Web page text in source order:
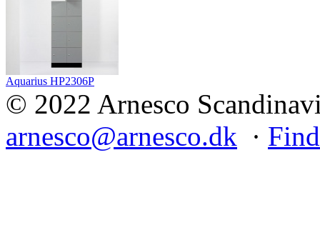
Aquarius HP2306P
© 2022 Arnesco
arnesco@arnesco.dk ·